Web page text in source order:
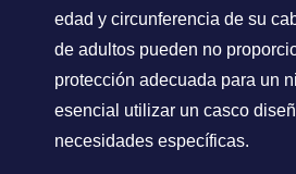
edad y circunferencia de su
de adultos pueden no
protección adecuada para un
esencial utilizar un casco
necesidades específicas.